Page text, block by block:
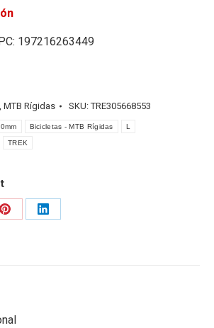
197216263449
, MTB Rígidas SKU:TRE305668553
Bicicletas - MTB Rígidas L
TREK
Share
Share